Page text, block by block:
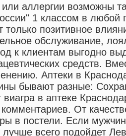
аллергии возможны
1 классом в
только позитивное
обслуживание,
к клиентам выгодно
средств.
Аптеки в
бывают разные:
виагра в аптеке
От
в постели. Если
лучше всего подойдет